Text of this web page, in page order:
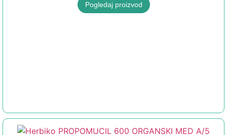
Pogledaj proizvod